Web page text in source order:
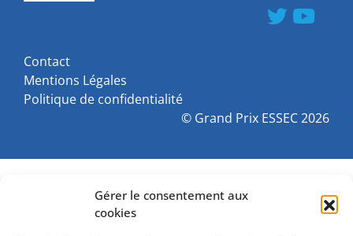
Gérer le consentement aux
cookies
Contact
Mentions Légales
Politique de confidentialité
© Grand Prix ESSEC2026